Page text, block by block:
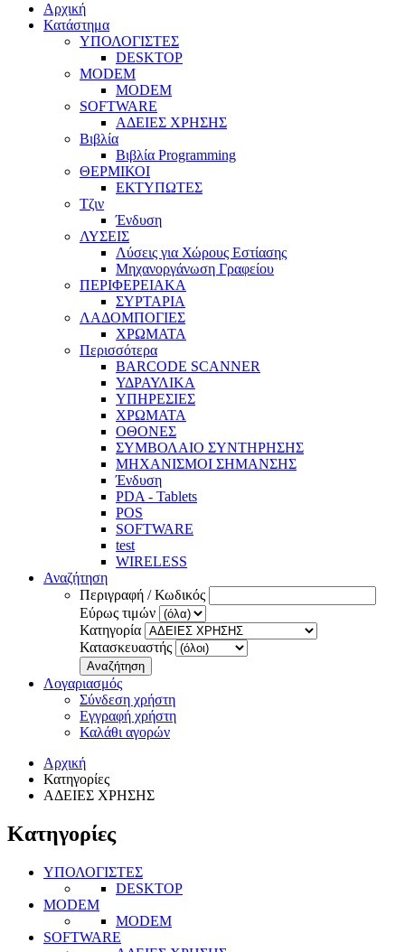
Αρχική
Κατάστημα
ΥΠΟΛΟΓΙΣΤΕΣ
DESKTOP
MODEM
MODEM
SOFTWARE
ΑΔΕΙΕΣ ΧΡΗΣΗΣ
Βιβλία
Βιβλία Programming
ΘΕΡΜΙΚΟΙ
ΕΚΤΥΠΩΤΕΣ
Τζιν
Ένδυση
ΛΥΣΕΙΣ
Λύσεις για Χώρους Εστίασης
Μηχανοργάνωση Γραφείου
ΠΕΡΙΦΕΡΕΙΑΚΑ
ΣΥΡΤΑΡΙΑ
ΛΑΔΟΜΠΟΓΙΕΣ
ΧΡΩΜΑΤΑ
Περισσότερα
BARCODE SCANNER
ΥΔΡΑΥΛΙΚΑ
ΥΠΗΡΕΣΙΕΣ
ΧΡΩΜΑΤΑ
ΟΘΟΝΕΣ
ΣΥΜΒΟΛΑΙΟ ΣΥΝΤΗΡΗΣΗΣ
ΜΗΧΑΝΙΣΜΟΙ ΣΗΜΑΝΣΗΣ
Ένδυση
PDA - Tablets
POS
SOFTWARE
test
WIRELESS
Αναζήτηση
Περιγραφή / Κωδικός
Εύρως τιμών
Κατηγορία
Κατασκευαστής
Αναζήτηση
Λογαριασμός
Σύνδεση χρήστη
Εγγραφή χρήστη
Καλάθι αγορών
Αρχική
Κατηγορίες
ΑΔΕΙΕΣ ΧΡΗΣΗΣ
Κατηγορίες
ΥΠΟΛΟΓΙΣΤΕΣ
DESKTOP
MODEM
MODEM
SOFTWARE